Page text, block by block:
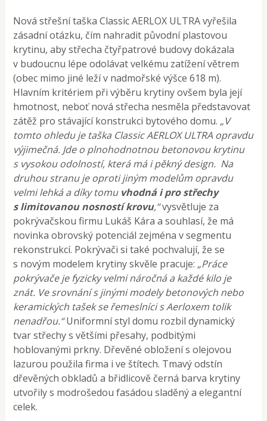
Nová střešní taška Classic AERLOX ULTRA vyřešila
zásadní otázku, čím nahradit původní plastovou
krytinu, aby střecha čtyřpatrové budovy dokázala
v budoucnu lépe odolávat velkému zatížení větrem
(obec mimo jiné leží v nadmořské výšce 618 m).
Hlavním kritériem při výběru krytiny ovšem byla její
hmotnost, neboť nová střecha nesměla představovat
zátěž pro stávající konstrukci bytového domu. „V
tomto ohledu je taška Classic AERLOX ULTRA opravdu
výjimečná. Jde o plnohodnotnou betonovou krytinu
s vysokou odolností, která má i pěkný design. Na
druhou stranu je oproti jiným modelům opravdu
velmi lehká a díky tomu vhodná i pro střechy
s limitovanou nosností krovu,“vysvětluje za
pokrývačskou firmu Lukáš Kára a souhlasí, že má
novinka obrovský potenciál zejména v segmentu
rekonstrukcí. Pokrývači si také pochvalují, že se
s novým modelem krytiny skvěle pracuje: „Práce
pokrývače je fyzicky velmi náročná a každé kilo je
znát. Ve srovnání s jinými modely betonových nebo
keramických tašek se řemeslníci s Aerloxem tolik
nenadřou.“Uniformní styl domu rozbil dynamický
tvar střechy s většími přesahy, podbitými
hoblovanými prkny. Dřevěné obložení s olejovou
lazurou použila firma i ve štítech. Tmavý odstín
dřevěných obkladů a břidlicově černá barva krytiny
utvořily s modrošedou fasádou sladěný a elegantní
celek.